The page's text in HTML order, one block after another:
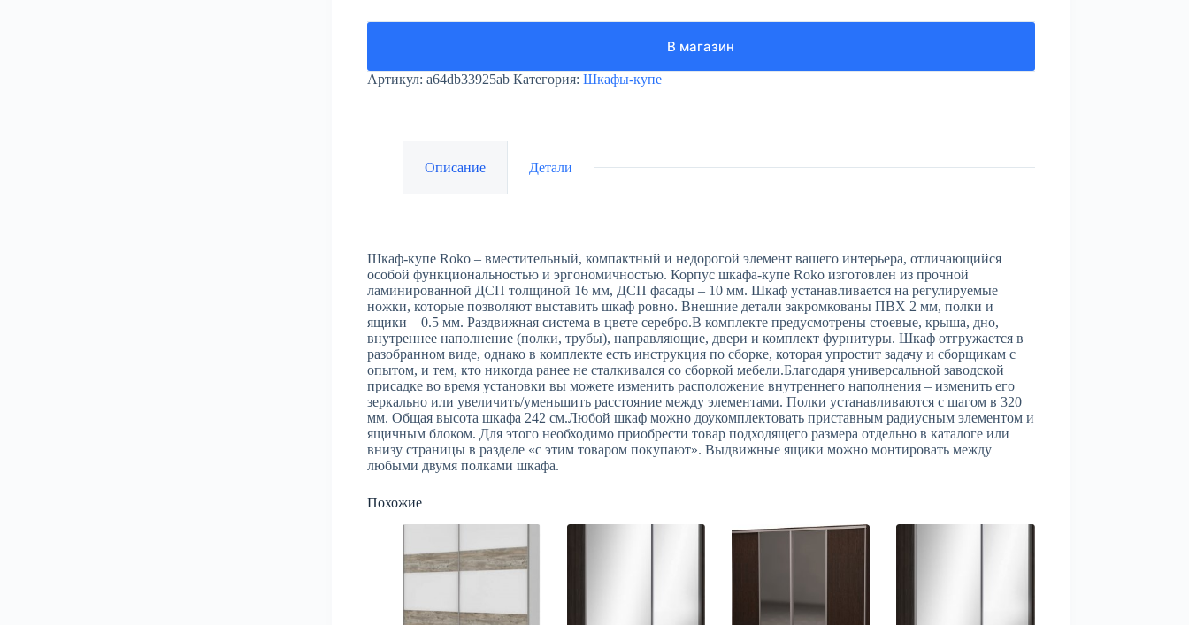
В магазин
Артикул: a64db33925ab Категория: Шкафы-купе
Описание Детали
Шкаф-купе Roko – вместительный, компактный и недорогой элемент вашего интерьера, отличающийся
особой функциональностью и эргономичностью. Корпус шкафа-купе Roko изготовлен из прочной
ламинированной ДСП толщиной 16 мм, ДСП фасады – 10 мм. Шкаф устанавливается на регулируемые
ножки, которые позволяют выставить шкаф ровно. Внешние детали закромкованы ПВХ 2 мм, полки и
ящики – 0.5 мм. Раздвижная система в цвете серебро.В комплекте предусмотрены стоевые, крыша, дно,
внутреннее наполнение (полки, трубы), направляющие, двери и комплект фурнитуры. Шкаф отгружается в
разобранном виде, однако в комплекте есть инструкция по сборке, которая упростит задачу и сборщикам с
опытом, и тем, кто никогда ранее не сталкивался со сборкой мебели.Благодаря универсальной заводской
присадке во время установки вы можете изменить расположение внутреннего наполнения – изменить его
зеркально или увеличить/уменьшить расстояние между элементами. Полки устанавливаются с шагом в 320
мм. Общая высота шкафа 242 см.Любой шкаф можно доукомплектовать приставным радиусным элементом и
ящичным блоком. Для этого необходимо приобрести товар подходящего размера отдельно в каталоге или
внизу страницы в разделе «с этим товаром покупают». Выдвижные ящики можно монтировать между
любыми двумя полками шкафа.
Похожие